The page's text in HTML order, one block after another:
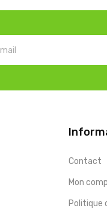
Contact
Mon
Politique